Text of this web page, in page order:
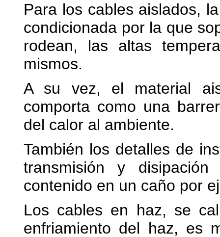
Para los cables aislados,
condicionada por la que
rodean, las altas
mismos.
A su vez, el material
comporta como una
del calor al ambiente.
También los detalles de
transmisión y
contenido en un caño por
Los cables en haz, se
enfriamiento del haz, es